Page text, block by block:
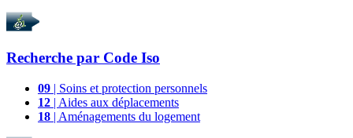
Recherche par Code Iso
09 | Soins et protection personnels
12 | Aides aux déplacements
18 | Aménagements du logement